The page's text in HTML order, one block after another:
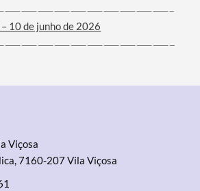
10 de junho de 2026
Viçosa
7160-207 Vila Viçosa